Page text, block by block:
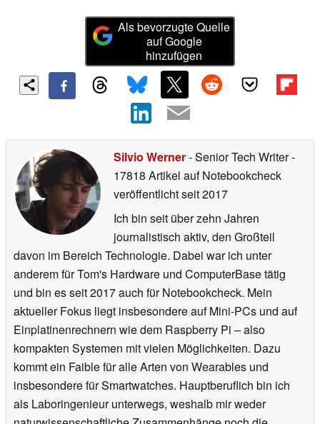
Als bevorzugte Quelle
auf Google
hinzufügen
Silvio Werner- Senior Tech Writer-
17818 Artikel auf Notebookcheck
veröffentlichtseit 2017
Ich bin seit über zehn Jahren
journalistisch aktiv, den Großteil
davon im Bereich Technologie. Dabei war ich unter
anderem für Tom's Hardware und ComputerBase tätig
und bin es seit 2017 auch für Notebookcheck. Mein
aktueller Fokus liegt insbesondere auf Mini-PCs und auf
Einplatinenrechnern wie dem Raspberry Pi – also
kompakten Systemen mit vielen Möglichkeiten. Dazu
kommt ein Faible für alle Arten von Wearables und
insbesondere für Smartwatches. Hauptberuflich bin ich
als Laboringenieur unterwegs, weshalb mir weder